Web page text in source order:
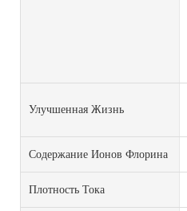
Улучшенная Жизнь
Содержание Ионов Флорина
Плотность Тока